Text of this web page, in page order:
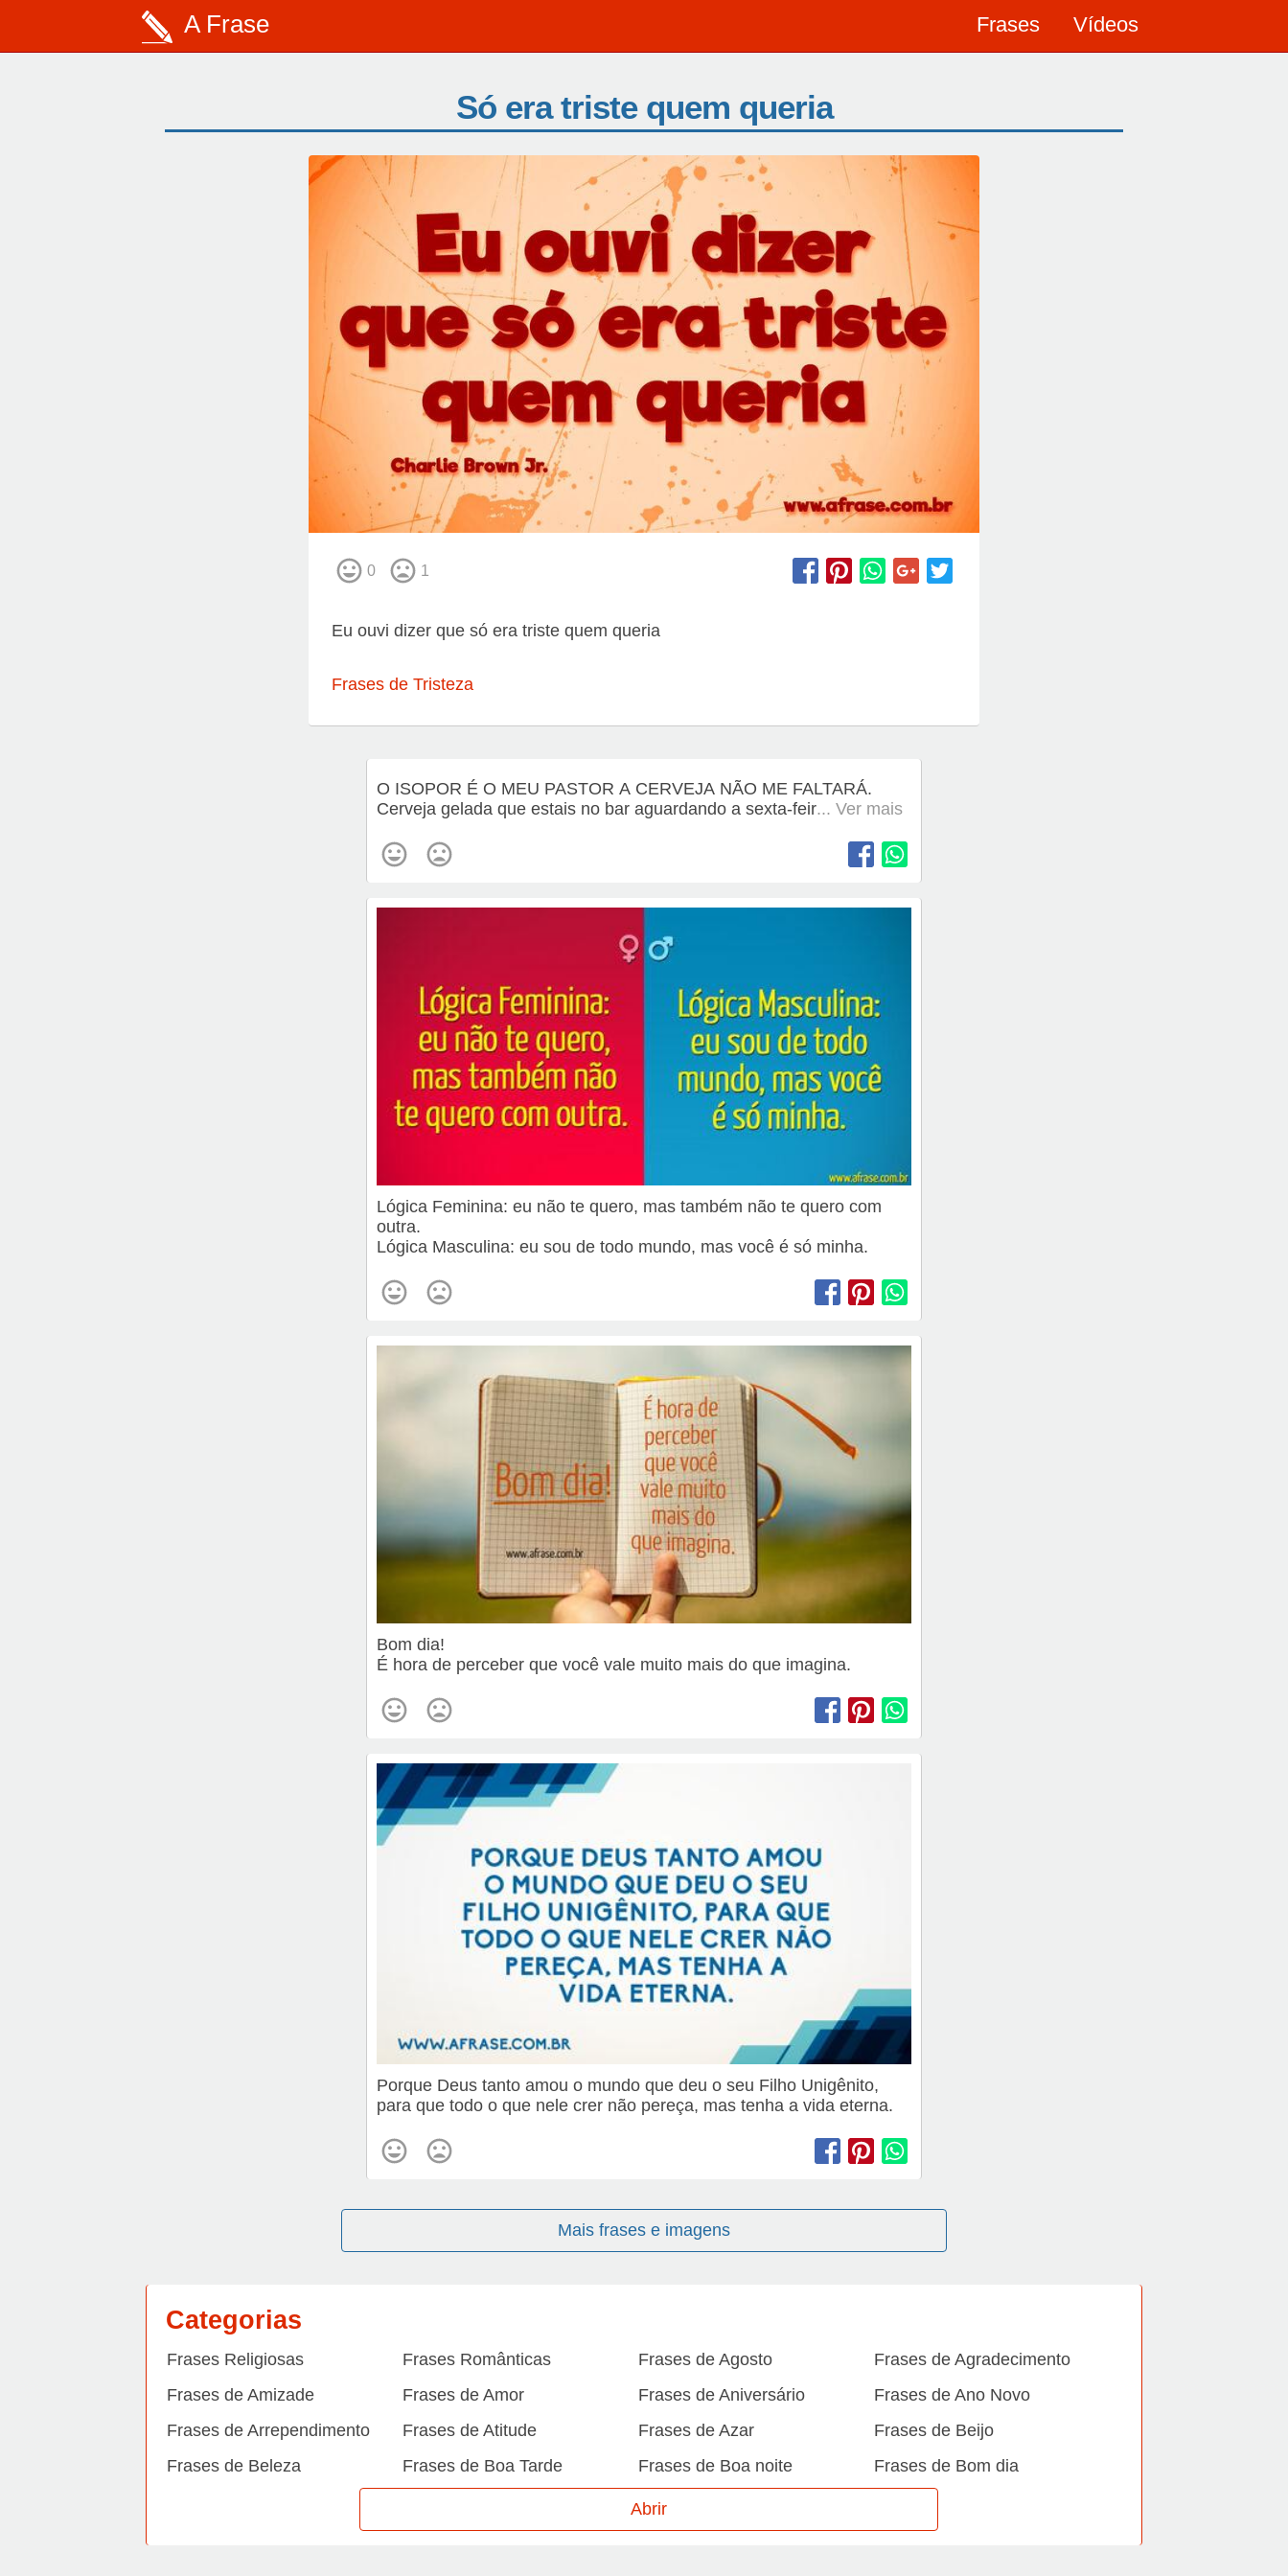
A Frase Frases Vídeos
Só era triste quem queria
0 1
Eu ouvi dizer que só era triste quem queria
Frases de Tristeza
O ISOPOR É O MEU PASTOR A CERVEJA NÃO ME FALTARÁ.
Cerveja gelada que estais no bar aguardando a sexta-feir... Ver mais
Lógica Feminina: eu não te quero, mas também não te quero com
outra.
Lógica Masculina: eu sou de todo mundo, mas você é só minha.
Bom dia!
É hora de perceber que você vale muito mais do que imagina.
Porque Deus tanto amou o mundo que deu o seu Filho Unigênito,
para que todo o que nele crer não pereça, mas tenha a vida eterna.
Mais frases e imagens
Categorias
Frases Religiosas Frases Românticas Frases de Agosto
Frases de Agradecimento
Frases de Amizade
Frases de Amor Frases de Aniversário
Frases de Ano Novo
Frases de Arrependimento
Frases de Atitude Frases de Azar
Frases de Beijo
Frases de Beleza
Frases de Boa Tarde Frases de Boa noite
Frases de Bom dia
Frases de Caráter
Frases de Desculpa Frases de Dezembro
Frases de Dia Internacional
Abrir